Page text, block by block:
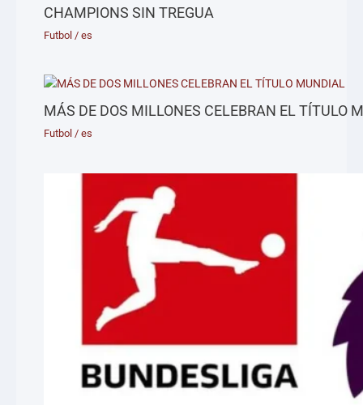
CHAMPIONS SIN TREGUA
Futbol /es
MÁS DE DOS MILLONES CELEBRAN EL TÍTULO
Futbol /es